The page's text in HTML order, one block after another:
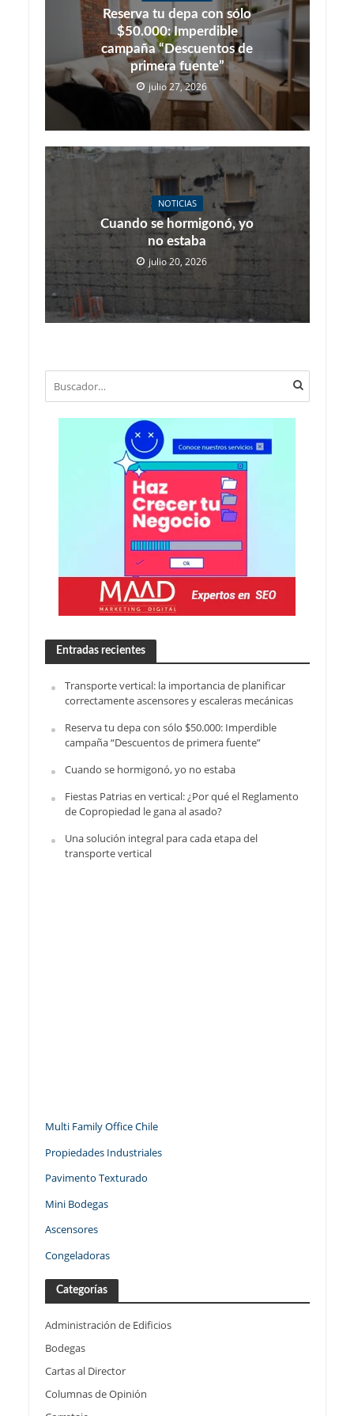
Reserva tu depa con sólo
$50.000: Imperdible
campaña “Descuentos de
primera fuente”
julio 27, 2026
NOTICIAS
Cuando se hormigonó, yo
no estaba
julio 20, 2026
Entradas recientes
Transporte vertical: la importancia de planificar
correctamente ascensores y escaleras mecánicas
Reserva tu depa con sólo $50.000: Imperdible
campaña “Descuentos de primera fuente”
Cuando se hormigonó, yo no estaba
Fiestas Patrias en vertical: ¿Por qué el Reglamento
de Copropiedad le gana al asado?
Una solución integral para cada etapa del
transporte vertical
Multi Family Office Chile
Propiedades Industriales
Pavimento Texturado
Mini Bodegas
Ascensores
Congeladoras
Categorías
Administración de Edificios
Bodegas
Cartas al Director
Columnas de Opinión